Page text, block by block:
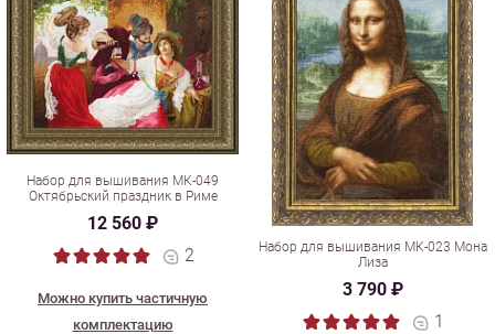
Набор для вышивания МК-049
Октябрьский праздник в Риме
12 560 ₽
2
Можно купить частичную
комплектацию
Набор для вышивания МК-023 Мона
Лиза
3 790 ₽
1